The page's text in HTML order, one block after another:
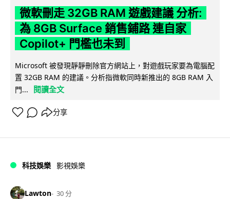
微軟刪走 32GB RAM 遊戲建議 分析:
為 8GB Surface 銷售鋪路 連自家
Copilot+ 門檻也未到
Microsoft 被發現靜靜刪除官方網站上，對遊戲玩家要為電腦配
置 32GB RAM 的建議。分析指微軟同時新推出的 8GB RAM 入
門...
閱讀全文
分享
科技娛樂 影視娛樂
Lawton 30 分